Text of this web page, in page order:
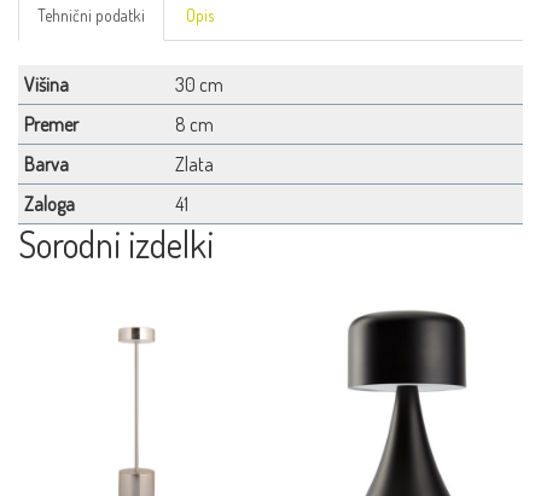
Tehnični podatki Opis
Višina
30 cm
Premer
8 cm
Barva
Zlata
Zaloga
41
Sorodni izdelki